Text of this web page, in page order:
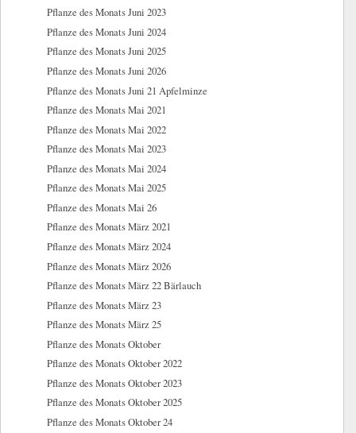
Pflanze des Monats Juni 2023
Pflanze des Monats Juni 2024
Pflanze des Monats Juni 2025
Pflanze des Monats Juni 2026
Pflanze des Monats Juni 21 Apfelminze
Pflanze des Monats Mai 2021
Pflanze des Monats Mai 2022
Pflanze des Monats Mai 2023
Pflanze des Monats Mai 2024
Pflanze des Monats Mai 2025
Pflanze des Monats Mai 26
Pflanze des Monats März 2021
Pflanze des Monats März 2024
Pflanze des Monats März 2026
Pflanze des Monats März 22 Bärlauch
Pflanze des Monats März 23
Pflanze des Monats März 25
Pflanze des Monats Oktober
Pflanze des Monats Oktober 2022
Pflanze des Monats Oktober 2023
Pflanze des Monats Oktober 2025
Pflanze des Monats Oktober 24